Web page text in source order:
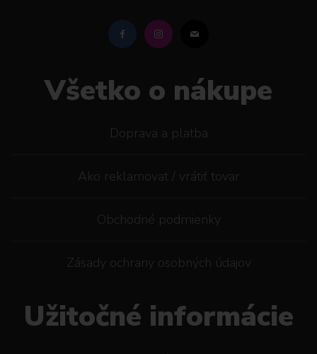
Všetko o nákupe
Doprava a platba
Ako reklamovat / vrátiť tovar
Obchodné podmienky
Zásady ochrany osobných údajov
Užitočné informácie